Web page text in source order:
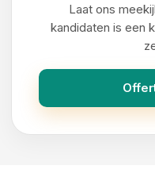
Laat ons
kandidaten is een